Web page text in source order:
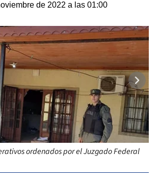
de 2022 a las 01:00
ordenados por el Juzgado Federal